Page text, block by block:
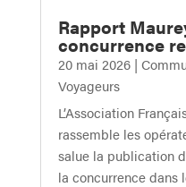
Rapport
concurrence
20 mai 2026|
Voyageurs
L’Association
rassemble les
salue la publication
la concurrence dans